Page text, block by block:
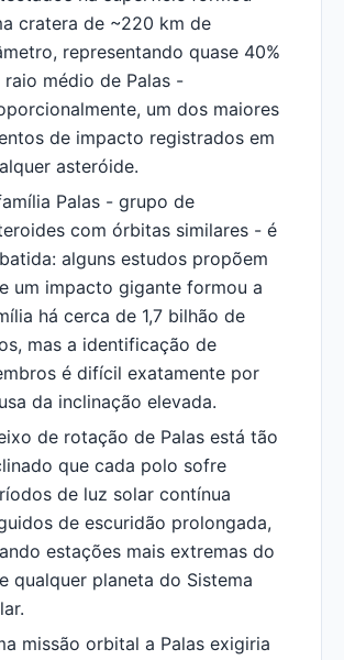
cratera de ~220 km de
representando quase 40%
raio médio de Palas -
um dos maiores
de impacto registrados em
asteróide.
Palas - grupo de
com órbitas similares - é
alguns estudos propõem
um impacto gigante formou a
há cerca de 1,7 bilhão de
mas a identificação de
é difícil exatamente por
da inclinação elevada.
de rotação de Palas está tão
que cada polo sofre
de luz solar contínua
de escuridão prolongada,
estações mais extremas do
qualquer planeta do Sistema
missão orbital a Palas exigiria